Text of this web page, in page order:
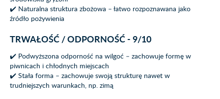
✔️ Naturalna struktura zbożowa – łatwo rozpoznawana jako
źródło pożywienia
TRWAŁOŚĆ / ODPORNOŚĆ - 9/10
✔️ Podwyższona odporność na wilgoć – zachowuje formę w
piwnicach i chłodnych miejscach
✔️ Stała forma – zachowuje swoją strukturę nawet w
trudniejszych warunkach, np. zimą